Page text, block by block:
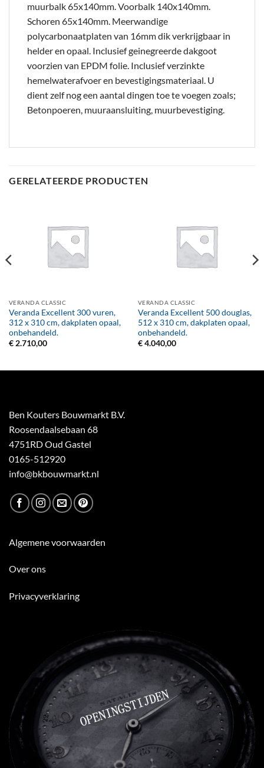
muurbalk 65x140mm. Voorbalk 140x140mm.
Schoren 65x140mm. Meerwandige
polycarbonaatplaten van 16mm dik verkrijgbaar in
helder en opaal. Inclusief geinegreerde dakgoot
voorzien van EPDM folie. Inclusief verzinkte
hemelwaterafvoer en bevestigingsmateriaal. U
dient zelf nog een aantal dingen toe te voegen zoals;
Betonpoeren, muuraansluiting, muurbevestiging.
GERELATEERDE PRODUCTEN
VERANDA CLASSIC
Veranda Excellent 300 vuren,
312 x 310 cm, dakplaten opaal,
onbehandeld.
€2.710,00
VERANDA CLASSIC
Veranda Excellent 500 douglas,
512 x 310 cm, dakplaten opaal,
onbehandeld.
€4.040,00
Ben Kouters Bouwmarkt B.V.
Roosendaalsebaan 68
4751RD Oud Gastel
0165-512920
info@bkbouwmarkt.nl
Algemene voorwaarden
Over ons
Privacyverklaring